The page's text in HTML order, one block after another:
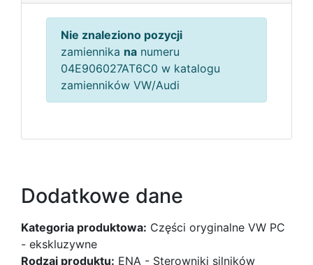
Nie znaleziono pozycji
zamiennika na numeru
04E906027AT6C0 w katalogu
zamienników VW/Audi
Dodatkowe dane
Kategoria produktowa: Części oryginalne VW PC
- ekskluzywne
Rodzaj produktu: ENA - Sterowniki silników